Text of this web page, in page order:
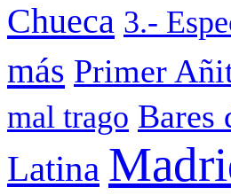
Chueca 3.-
más Primer
mal trago Bares
Latina